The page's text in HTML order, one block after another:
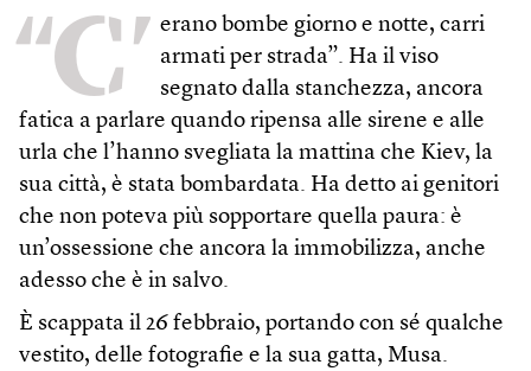
“C’ erano bombe giorno e notte, carri
armati per strada”. Ha il viso
segnato dalla stanchezza, ancora
fatica a parlare quando ripensa alle sirene e alle
urla che l’hanno svegliata la mattina che Kiev, la
sua città, è stata bombardata. Ha detto ai genitori
che non poteva più sopportare quella paura: è
un’ossessione che ancora la immobilizza, anche
adesso che è in salvo.
È scappata il 26 febbraio, portando con sé qualche
vestito, delle fotografie e la sua gatta, Musa.